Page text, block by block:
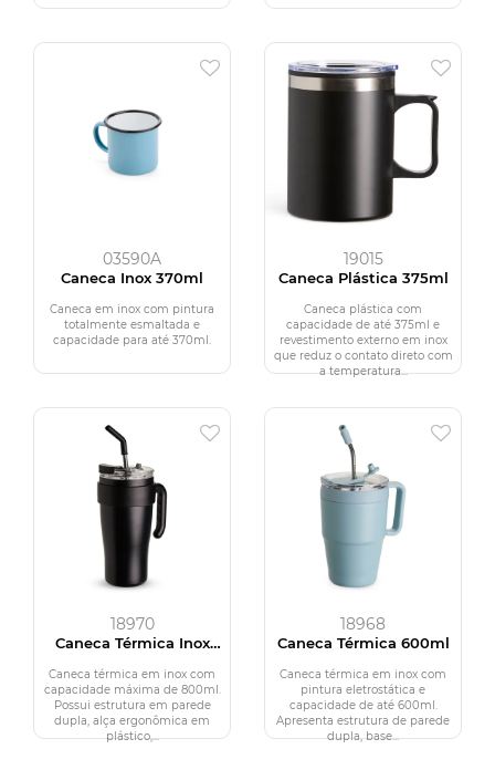
03590A
Caneca Inox 370ml
Caneca em inox com pintura
totalmente esmaltada e
capacidade para até 370ml.
19015
Caneca Plástica 375ml
Caneca plástica com
capacidade de até 375ml e
revestimento externo em inox
que reduz o contato direto com
a temperatura...
18970
Caneca Térmica Inox
Caneca térmica em inox com
capacidade máxima de 800ml.
Possui estrutura em parede
dupla, alça ergonômica em
plástico,...
18968
Caneca Térmica 600ml
Caneca térmica em inox com
pintura eletrostática e
capacidade de até 600ml.
Apresenta estrutura de parede
dupla, base...